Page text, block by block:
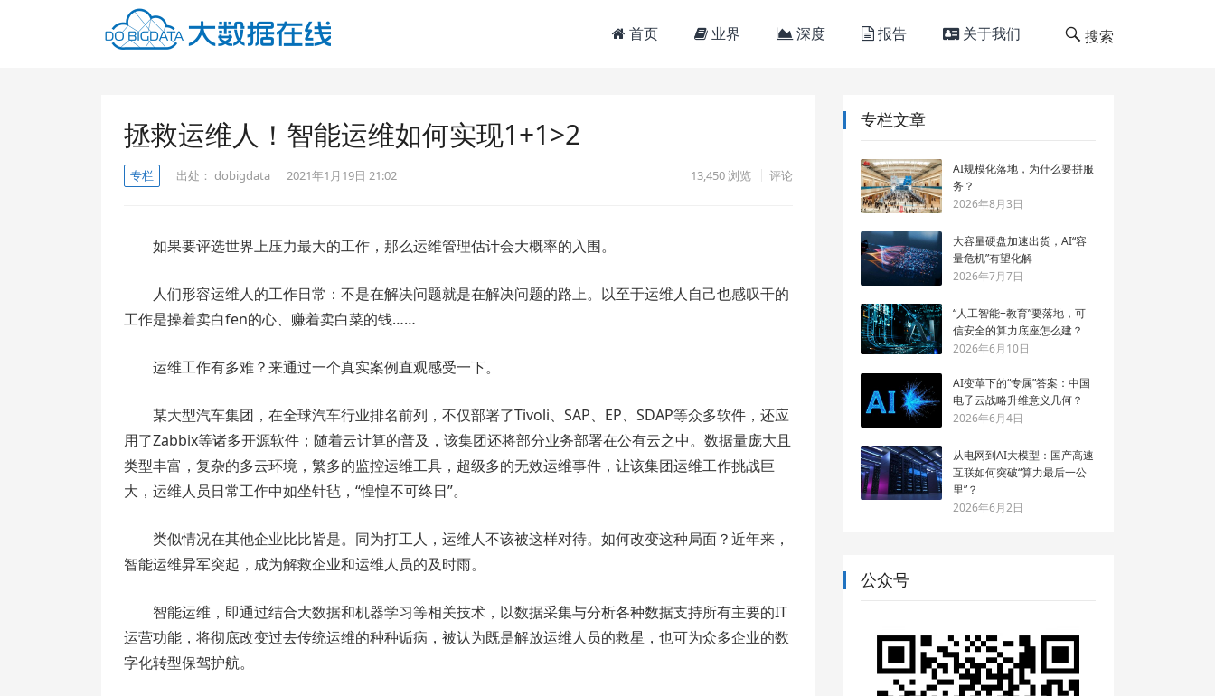
首页 业界 深度 报告 关于我们 搜索
拯救运维人！智能运维如何实现1+1>2
专栏 出处： dobigdata 2021年1月19日 21:02 13,450浏览 评论
如果要评选世界上压力最大的工作，那么运维管理估计会大概率的入围。
人们形容运维人的工作日常：不是在解决问题就是在解决问题的路上。以至于运维人自己也感叹干的
工作是操着卖白fen的心、赚着卖白菜的钱……
运维工作有多难？来通过一个真实案例直观感受一下。
某大型汽车集团，在全球汽车行业排名前列，不仅部署了Tivoli、SAP、EP、SDAP等众多软件，还应
用了Zabbix等诸多开源软件；随着云计算的普及，该集团还将部分业务部署在公有云之中。数据量庞大且
类型丰富，复杂的多云环境，繁多的监控运维工具，超级多的无效运维事件，让该集团运维工作挑战巨
大，运维人员日常工作中如坐针毡，“惶惶不可终日”。
类似情况在其他企业比比皆是。同为打工人，运维人不该被这样对待。如何改变这种局面？近年来，
智能运维异军突起，成为解救企业和运维人员的及时雨。
智能运维，即通过结合大数据和机器学习等相关技术，以数据采集与分析各种数据支持所有主要的IT
运营功能，将彻底改变过去传统运维的种种诟病，被认为既是解放运维人员的救星，也可为众多企业的数
字化转型保驾护航。
专栏文章
AI规模化落地，为什么要拼服
务？
2026年8月3日
大容量硬盘加速出货，AI“容
量危机”有望化解
2026年7月7日
“人工智能+教育”要落地，可
信安全的算力底座怎么建？
2026年6月10日
AI变革下的“专属”答案：中国
电子云战略升维意义几何？
2026年6月4日
从电网到AI大模型：国产高速
互联如何突破“算力最后一公
里”？
2026年6月2日
公众号